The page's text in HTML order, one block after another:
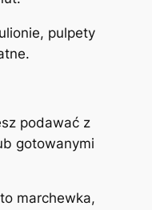
pulpety
podawać z
gotowanymi
marchewka,